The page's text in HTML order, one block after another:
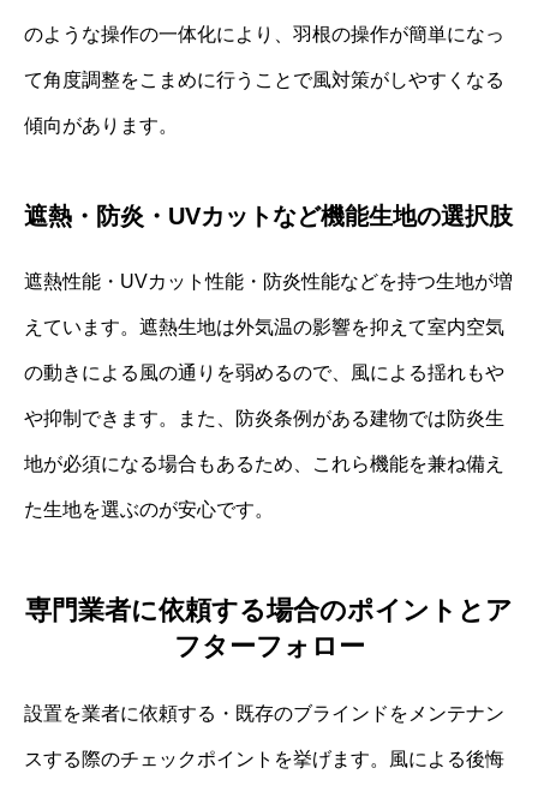
のような操作の一体化により、羽根の操作が簡単になっ
て角度調整をこまめに行うことで風対策がしやすくなる
傾向があります。
遮熱・防炎・UVカットなど機能生地の選択肢
遮熱性能・UVカット性能・防炎性能などを持つ生地が増
えています。遮熱生地は外気温の影響を抑えて室内空気
の動きによる風の通りを弱めるので、風による揺れもや
や抑制できます。また、防炎条例がある建物では防炎生
地が必須になる場合もあるため、これら機能を兼ね備え
た生地を選ぶのが安心です。
専門業者に依頼する場合のポイントとア
フターフォロー
設置を業者に依頼する・既存のブラインドをメンテナン
スする際のチェックポイントを挙げます。風による後悔